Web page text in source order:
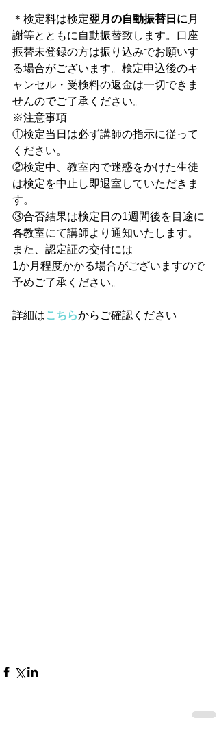
＊検定料は検定翌月の自動振替日に 月
謝等とともに自動振替致します。口座
振替未登録の方は振り込みでお願いす
る場合がございます。検定申込後のキ
ャンセル・受検料の返金は一切できま
せんのでご了承ください。
※注意事項
①検定当日は必ず講師の指示に従って
ください。
②検定中、教室内で迷惑をかけた生徒
は検定を中止し即退室していただきま
す。
③合否結果は検定日の1週間後を目途に
各教室にて講師より通知いたします。
また、認定証の交付には
1か月程度かかる場合がございますので
予めご了承ください。
詳細はこちらからご確認ください